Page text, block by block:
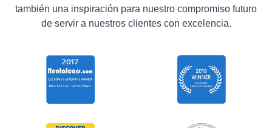
también una inspiración para nuestro compromiso futuro
de servir a nuestros clientes con excelencia.